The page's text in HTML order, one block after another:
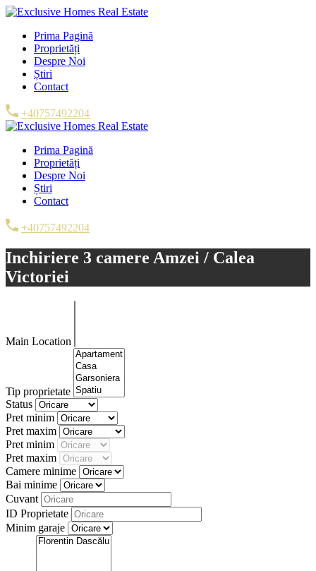
Prima Pagină
Proprietăți
Despre Noi
Știri
Contact
+40757492204
Prima Pagină
Proprietăți
Despre Noi
Știri
Contact
+40757492204
Inchiriere 3 camere Amzei / Calea
Victoriei
Main Location
Tip proprietate
Status
Pret minim
Pret maxim
Pret minim
Pret maxim
Camere minime
Bai minime
Cuvant
ID Proprietate
Minim garaje